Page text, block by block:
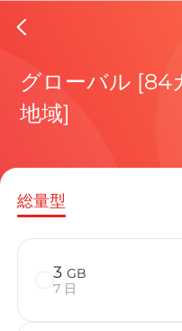
現
グローバル [84
地域]
総量型
3 GB
7 日